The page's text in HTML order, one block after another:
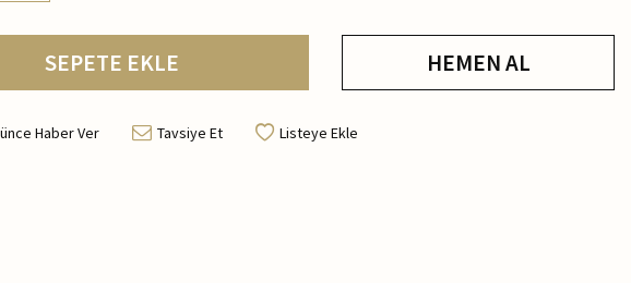
SEPETE EKLE HEMEN AL
Haber Ver Tavsiye Et Listeye Ekle